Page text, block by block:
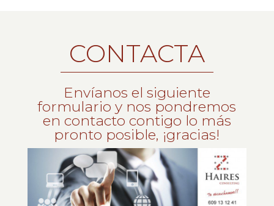
CONTACTA
Envíanos el siguiente
formulario y nos pondremos
en contacto contigo lo más
pronto posible, ¡gracias!